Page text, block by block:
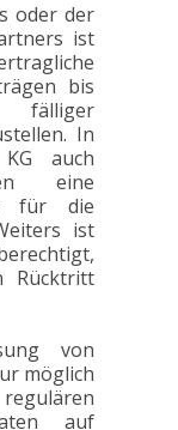
oder der
ist
bis
fälliger
In
auch
eine
für die
ist
Rücktritt
von
möglich
auf